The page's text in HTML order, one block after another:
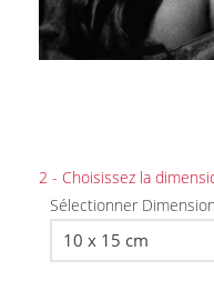
2 - Choisissez la
Sélectionner